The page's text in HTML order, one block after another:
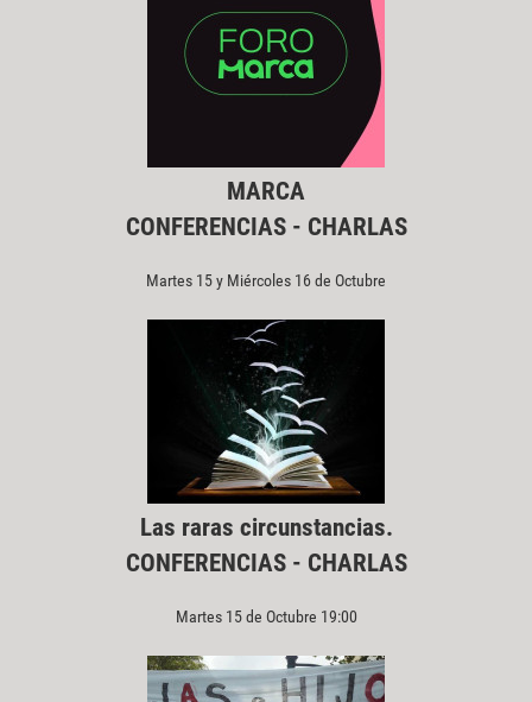
MARCA
CONFERENCIAS - CHARLAS
Martes 15 y Miércoles 16 de Octubre
Las raras circunstancias.
CONFERENCIAS - CHARLAS
Martes 15 de Octubre 19:00